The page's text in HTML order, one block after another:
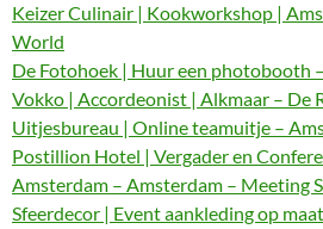
Keizer Culinair | Kookworkshop |
World
De Fotohoek | Huur een photobooth
Vokko | Accordeonist | Alkmaar – De
Uitjesbureau | Online teamuitje –
Postillion Hotel | Vergader en
Amsterdam – Amsterdam – Meeting
Sfeerdecor | Event aankleding op